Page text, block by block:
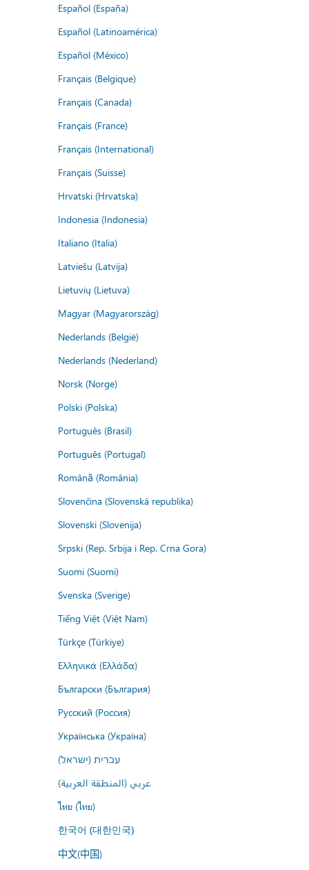
Español (España)
Español (Latinoamérica)
Español (México)
Français (Belgique)
Français (Canada)
Français (France)
Français (International)
Français (Suisse)
Hrvatski (Hrvatska)
Indonesia (Indonesia)
Italiano (Italia)
Latviešu (Latvija)
Lietuvių (Lietuva)
Magyar (Magyarország)
Nederlands (België)
Nederlands (Nederland)
Norsk (Norge)
Polski (Polska)
Português (Brasil)
Português (Portugal)
Română (România)
Slovenčina (Slovenská republika)
Slovenski (Slovenija)
Srpski (Rep. Srbija i Rep. Crna Gora)
Suomi (Suomi)
Svenska (Sverige)
Tiếng Việt (Việt Nam)
Türkçe (Türkiye)
Ελληνικά (Ελλάδα)
Български (България)
Русский (Россия)
Українська (Україна)
עברית (ישראל)
عربي (المنطقة العربية)
ไทย (ไทย)
한국어 (대한민국)
中文(中国)